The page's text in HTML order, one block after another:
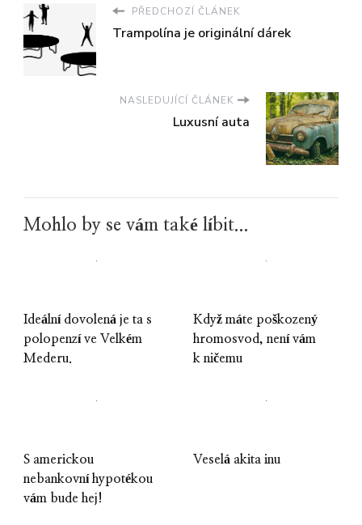
PŘEDCHOZÍ ČLÁNEK
Trampolína je originální dárek
NASLEDUJÍCÍ ČLÁNEK
Luxusní auta
Mohlo by se vám také líbit...
Ideální dovolená je ta s
polopenzí ve Velkém
Mederu.
Když máte poškozený
hromosvod, není vám
k ničemu
S americkou
nebankovní hypotékou
vám bude hej!
Veselá akita inu